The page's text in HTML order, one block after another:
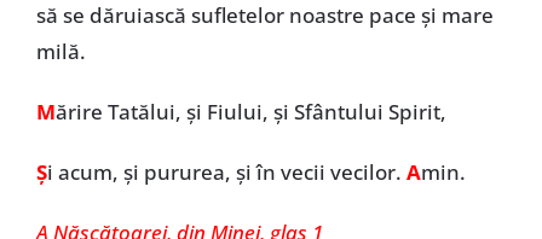
să se dăruiască sufletelor noastre pace şi mare
milă.
Mărire Tatălui, și Fiului, și Sfântului Spirit,
Și acum, și pururea, și în vecii vecilor. Amin.
A Născătoarei, din Minei, glas 1